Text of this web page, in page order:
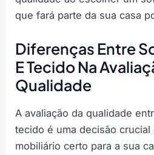
que fará parte da sua casa
Diferenças Entre
E Tecido Na
Qualidade
A avaliação da qualidade
tecido é uma decisão crucial
mobiliário certo para a sua